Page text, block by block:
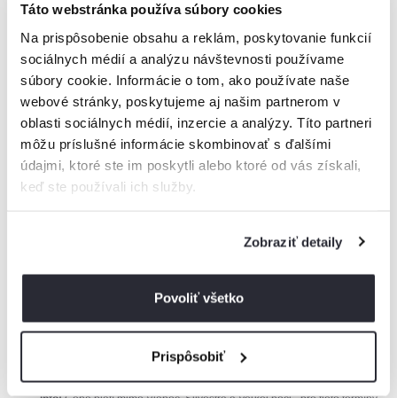
Táto webstránka používa súbory cookies
Na prispôsobenie obsahu a reklám, poskytovanie funkcií
sociálnych médií a analýzu návštevnosti používame
súbory cookie. Informácie o tom, ako používate naše
webové stránky, poskytujeme aj našim partnerom v
oblasti sociálnych médií, inzercie a analýzy. Títo partneri
môžu príslušné informácie skombinovať s ďalšími
údajmi, ktoré ste im poskytli alebo ktoré od vás získali,
keď ste používali ich služby.
Zobraziť detaily
Povoliť všetko
Prispôsobiť
Prehľad cien za ubytovanie, ktorý vám pomôže pri
plánovaní vášho pobytu.
August 2026
120€
160€
20
Základná sadzba 200€